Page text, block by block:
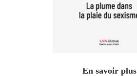
En savoir plus